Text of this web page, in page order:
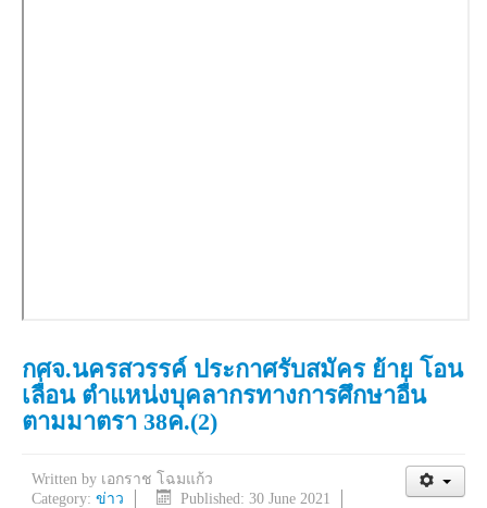
กศจ.นครสวรรค์ ประกาศรับสมัคร ย้าย โอน
เลื่อน ตำแหน่งบุคลากรทางการศึกษาอื่น
ตามมาตรา 38ค.(2)
Written by เอกราช โฉมแก้ว
Category: ข่าว
Published: 30 June 2021